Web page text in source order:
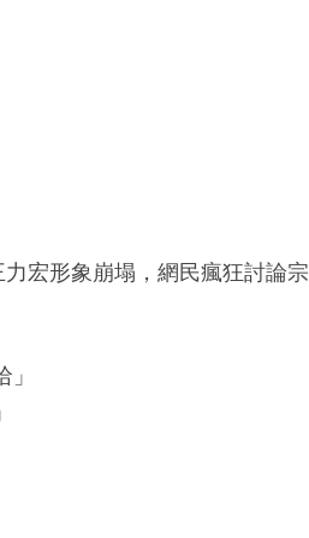
宏形象崩塌，網民瘋狂討論宗